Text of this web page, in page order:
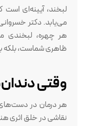
لبخند، آیینه‌ای است
می‌یابد. دکتر
هر چهره، لبخندی
ظاهری شماست، بلکه
وقتی
هر درمان در
نقاشی در خلق اثری